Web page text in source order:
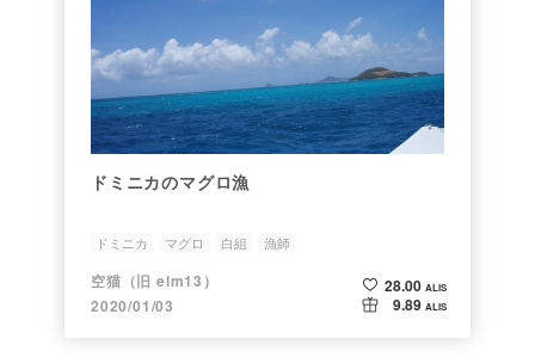
ドミニカのマグロ漁
ドミニカ マグロ 白組 漁師
空猫（旧 elm13）
2020/01/03
28.00 ALIS
9.89 ALIS